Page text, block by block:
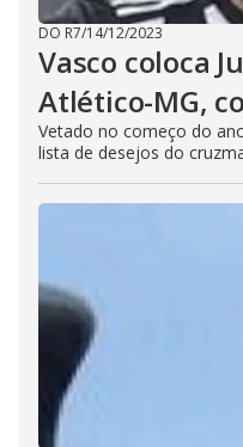
DO R7/14/12/2023
Vasco coloca
Atlético-MG,
Vetado no começo do
lista de desejos do